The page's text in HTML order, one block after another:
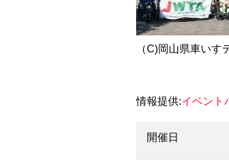
（C)岡山県車いす
情報提供:イベント
開催日